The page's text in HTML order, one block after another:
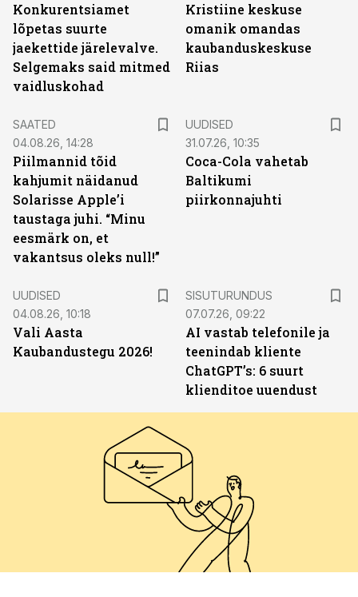
Konkurentsiamet
lõpetas suurte
jaekettide järelevalve.
Selgemaks said mitmed
vaidluskohad
Kristiine keskuse
omanik omandas
kaubanduskeskuse
Riias
SAATED
04.08.26, 14:28
Piilmannid tõid
kahjumit näidanud
Solarisse Apple’i
taustaga juhi. “Minu
eesmärk on, et
vakantsus oleks null!”
UUDISED
31.07.26, 10:35
Coca-Cola vahetab
Baltikumi
piirkonnajuhti
UUDISED
04.08.26, 10:18
Vali Aasta
Kaubandustegu 2026!
SISUTURUNDUS
07.07.26, 09:22
AI vastab telefonile ja
teenindab kliente
ChatGPT’s: 6 suurt
klienditoe uuendust